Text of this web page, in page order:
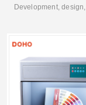
Development,